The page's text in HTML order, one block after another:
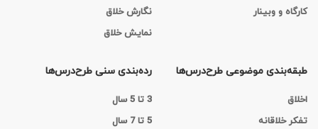
کارگاه‌ و وبینار
نگارش خلاق
نمایش خلاق
طبقه‌بندی موضوعی طرح‌درس‌ها
اخلاق
تفکر خلاقانه
رده‌بندی سنی طرح‌درس‌ها
3 تا 5 سال
5 تا 7 سال